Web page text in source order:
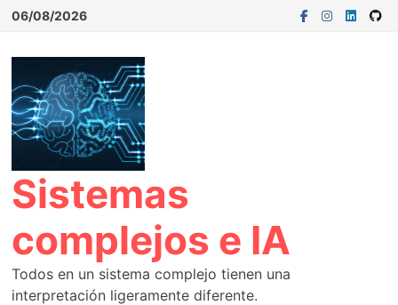
06/08/2026
Sistemas
complejos e IA
Todos en un sistema complejo tienen una
interpretación ligeramente diferente.